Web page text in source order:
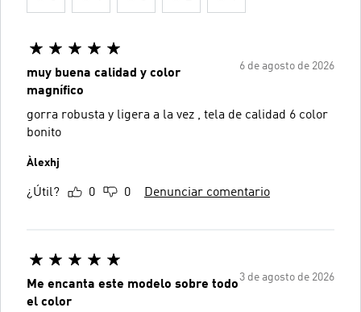
6 de agosto de 2026
muy buena calidad y color
magnífico
gorra robusta y ligera a la vez , tela de calidad 6 color
bonito
Àlexhj
¿Útil? 0 0 Denunciar comentario
3 de agosto de 2026
Me encanta este modelo sobre todo
el color